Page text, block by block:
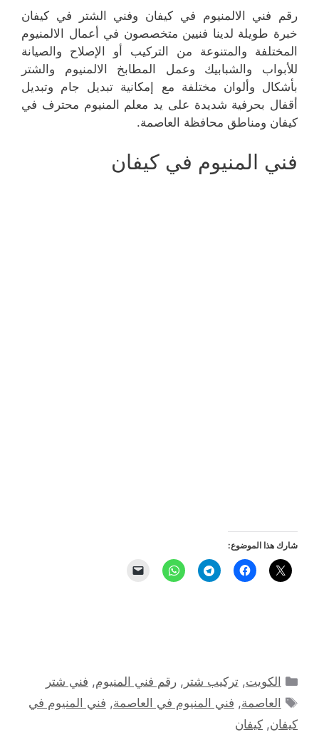
رقم فني الالمنيوم في كيفان وفني الشتر في كيفان
خبرة طويلة لدينا فنيين متخصصون في أعمال الالمنيوم
المختلفة والمتنوعة من التركيب أو الإصلاح والصيانة
للأبواب والشبابيك وعمل المطابخ الالمنيوم والشتر
بأشكال وألوان مختلفة مع إمكانية تبديل جام وتبديل
أقفال بحرفية شديدة على يد معلم المنيوم محترف في
كيفان ومناطق محافظة العاصمة.
فني المنيوم في كيفان
شارك هذا الموضوع:
التصنيفات
الكويت,تركيب شتر ,رقم فني المنيوم, فني شتر
الوسوم
العاصمة, فني المنيوم في العاصمة, فني المنيوم في
كيفان, كيفان